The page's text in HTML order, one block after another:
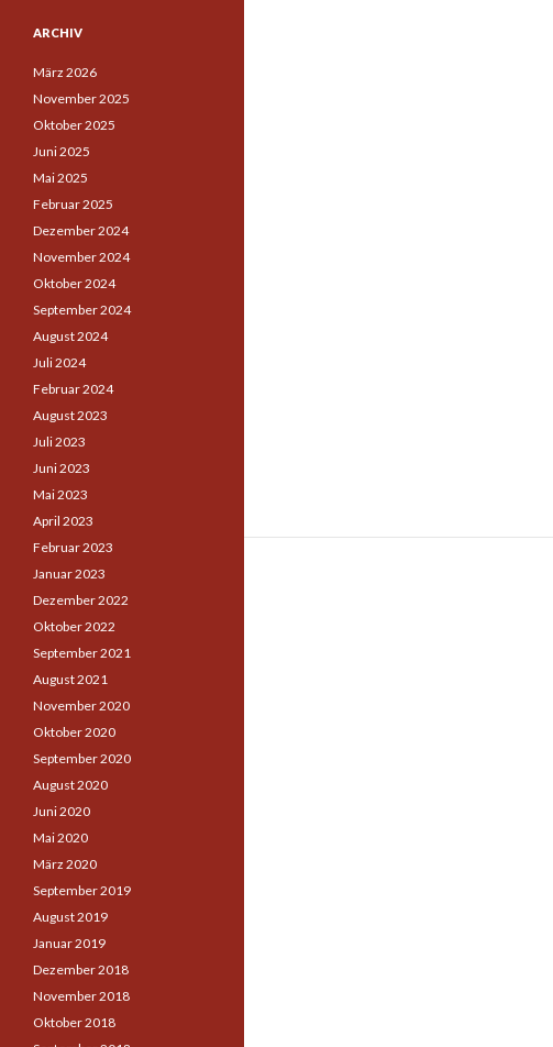
ARCHIV
März 2026
November 2025
Oktober 2025
Juni 2025
Mai 2025
Februar 2025
Dezember 2024
November 2024
Oktober 2024
September 2024
August 2024
Juli 2024
Februar 2024
August 2023
Juli 2023
Juni 2023
Mai 2023
April 2023
Februar 2023
Januar 2023
Dezember 2022
Oktober 2022
September 2021
August 2021
November 2020
Oktober 2020
September 2020
August 2020
Juni 2020
Mai 2020
März 2020
September 2019
August 2019
Januar 2019
Dezember 2018
November 2018
Oktober 2018